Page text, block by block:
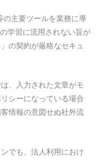
主要ツールを業務に導
学習に流用されない旨が
の契約が厳格なセキュ
、入力された文章がモ
シーになっている場合
情報の意図せぬ社外流
でも、法人利用におけ